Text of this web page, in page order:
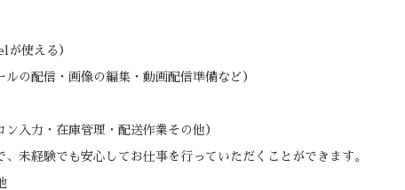
使える）
ルの配信・画像の編集・動画配信準備など）
ン入力・在庫管理・配送作業その他）
、未経験でも安心してお仕事を行っていただくことができます。